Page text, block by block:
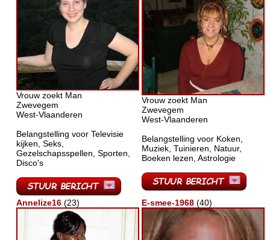
Vrouw zoekt Man
Zwevegem
West-Vlaanderen
Belangstelling voor Televisie
kijken, Seks,
Gezelschapsspellen, Sporten,
Disco's
Vrouw zoekt Man
Zwevegem
West-Vlaanderen
Belangstelling voor Koken,
Muziek, Tuinieren, Natuur,
Boeken lezen, Astrologie
Annelize16 (23) E-smee-1968 (40)